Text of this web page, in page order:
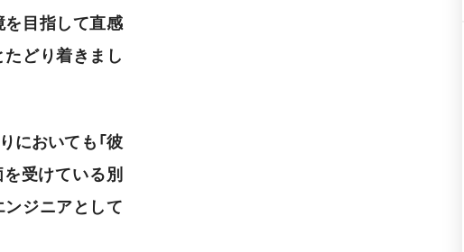
目指して直感
どり着きまし
においても「彼
受けている別
ジニアとして